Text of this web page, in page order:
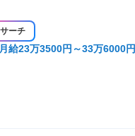
ーチ
月給23万3500円～33万6000円